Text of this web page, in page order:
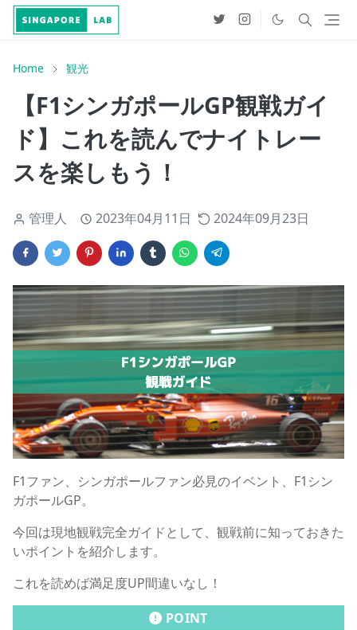
Home 観光
【F1シンガポールGP観戦ガイ
ド】これを読んでナイトレー
スを楽しもう！
管理人 2023年04月11日 2024年09月23日
F1ファン、シンガポールファン必見のイベント、F1シン
ガポールGP。
今回は現地観戦完全ガイドとして、観戦前に知っておきた
いポイントを紹介します。
これを読めば満足度UP間違いなし！
POINT